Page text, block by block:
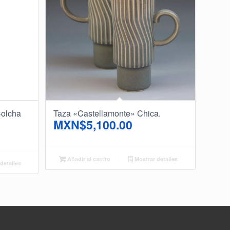
Taza «Castellamonte» Chica.
MXN$5,100.00
Añadir al carrito Mostrar detalles